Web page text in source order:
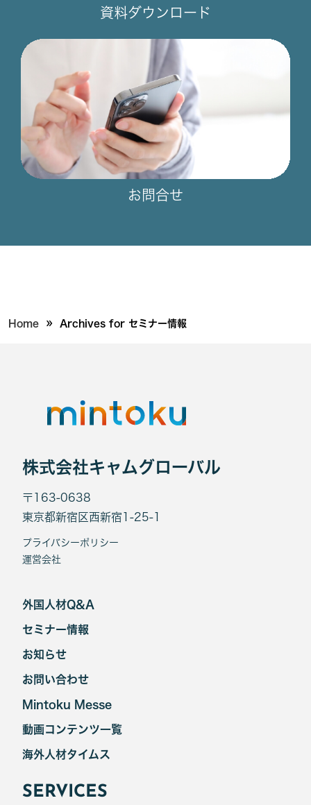
資料ダウンロード
お問合せ
Home » Archives for セミナー情報
株式会社キャムグローバル
〒163-0638
東京都新宿区西新宿1-25-1
プライバシーポリシー
運営会社
外国人材Q&A
セミナー情報
お知らせ
お問い合わせ
Mintoku Messe
海外人材タイムス
動画コンテンツ一覧
SERVICES